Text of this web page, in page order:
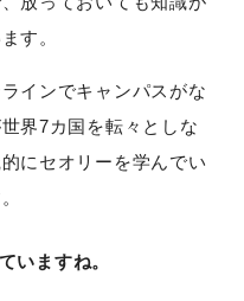
す。
インでキャンパスがな
界7カ国を転々としな
にセオリーを学んでい
いますね。